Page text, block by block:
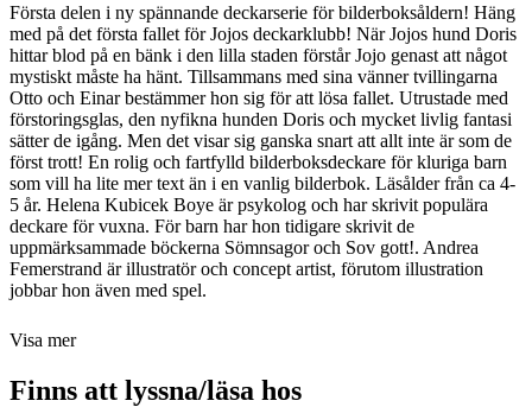
Första delen i ny spännande deckarserie för bilderboksåldern! Häng
med på det första fallet för Jojos deckarklubb! När Jojos hund Doris
hittar blod på en bänk i den lilla staden förstår Jojo genast att något
mystiskt måste ha hänt. Tillsammans med sina vänner tvillingarna
Otto och Einar bestämmer hon sig för att lösa fallet. Utrustade med
förstoringsglas, den nyfikna hunden Doris och mycket livlig fantasi
sätter de igång. Men det visar sig ganska snart att allt inte är som de
först trott! En rolig och fartfylld bilderboksdeckare för kluriga barn
som vill ha lite mer text än i en vanlig bilderbok. Läsålder från ca 4-
5 år. Helena Kubicek Boye är psykolog och har skrivit populära
deckare för vuxna. För barn har hon tidigare skrivit de
uppmärksammade böckerna Sömnsagor och Sov gott!. Andrea
Femerstrand är illustratör och concept artist, förutom illustration
jobbar hon även med spel.
Visa mer
Finns att lyssna/läsa hos